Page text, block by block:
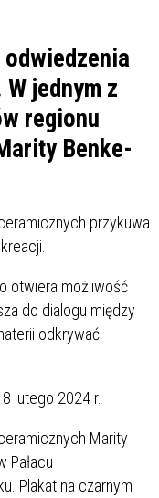
jednym z
regionu
Benke-
przykuwa
otwiera możliwość
do dialogu między
odkrywać
lutego 2024 r.